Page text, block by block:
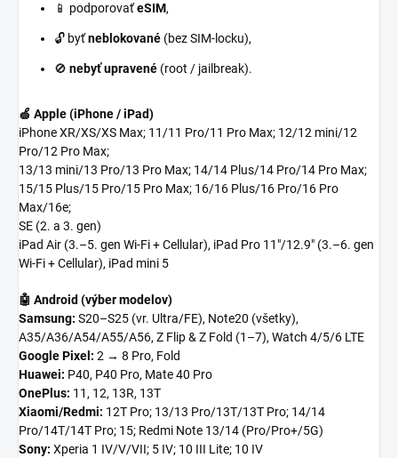
📱 podporovaťeSIM,
🔓 byťneblokované (bez SIM-locku),
🚫 nebyť upravené (root / jailbreak).
🍏 Apple (iPhone / iPad)
iPhone XR/XS/XS Max; 11/11 Pro/11 Pro Max; 12/12 mini/12
Pro/12 Pro Max;
13/13 mini/13 Pro/13 Pro Max; 14/14 Plus/14 Pro/14 Pro Max;
15/15 Plus/15 Pro/15 Pro Max; 16/16 Plus/16 Pro/16 Pro
Max/16e;
SE (2. a 3. gen)
iPad Air (3.–5. gen Wi-Fi + Cellular), iPad Pro 11"/12.9" (3.–6. gen
Wi-Fi + Cellular), iPad mini 5
🤖 Android (výber modelov)
Samsung: S20–S25 (vr. Ultra/FE), Note20 (všetky),
A35/A36/A54/A55/A56, Z Flip & Z Fold (1–7), Watch 4/5/6 LTE
Google Pixel: 2 → 8 Pro, Fold
Huawei: P40, P40 Pro, Mate 40 Pro
OnePlus: 11, 12, 13R, 13T
Xiaomi/Redmi: 12T Pro; 13/13 Pro/13T/13T Pro; 14/14
Pro/14T/14T Pro; 15; Redmi Note 13/14 (Pro/Pro+/5G)
Sony: Xperia 1 IV/V/VII; 5 IV; 10 III Lite; 10 IV